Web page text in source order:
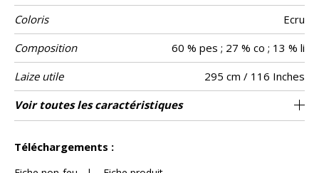
Coloris
Ecru
Composition
60 % pes ; 27 % co ; 13 % li
Laize utile
295 cm / 116 Inches
Rétrécissement
<3%
Raccord Raccord libre
Sens De large
Poids g/m² 140
Performance
Accoustique
aw - 0.15
Usage
Entretien
Pays d'origine Inde
Conseils
de
Egalement adapté pour des confections
telles que les stores américains / les tissus
Voir toutes les caractéristiques
Téléchargements :